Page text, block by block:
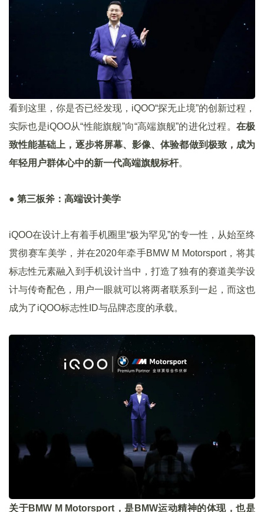
看到这里，你是否已经发现，iQOO“探无止境”的创新过程，
实际也是iQOO从“性能旗舰”向“高端旗舰”的进化过程。 在极
致性能基础上，逐步将屏幕、影像、体验都做到极致，成为
年轻用户群体心中的新一代高端旗舰标杆。
● 第三板斧：高端设计美学
iQOO在设计上有着手机圈里“极为罕见”的专一性，从始至终
贯彻赛车美学，并在2020年牵手BMW M Motorsport，将其
标志性元素融入到手机设计当中，打造了独有的赛道美学设
计与传奇配色，用户一眼就可以将两者联系到一起，而这也
成为了iQOO标志性ID与品牌态度的承载。
关于BMW M Motorsport，是BMW运动精神的体现，也是